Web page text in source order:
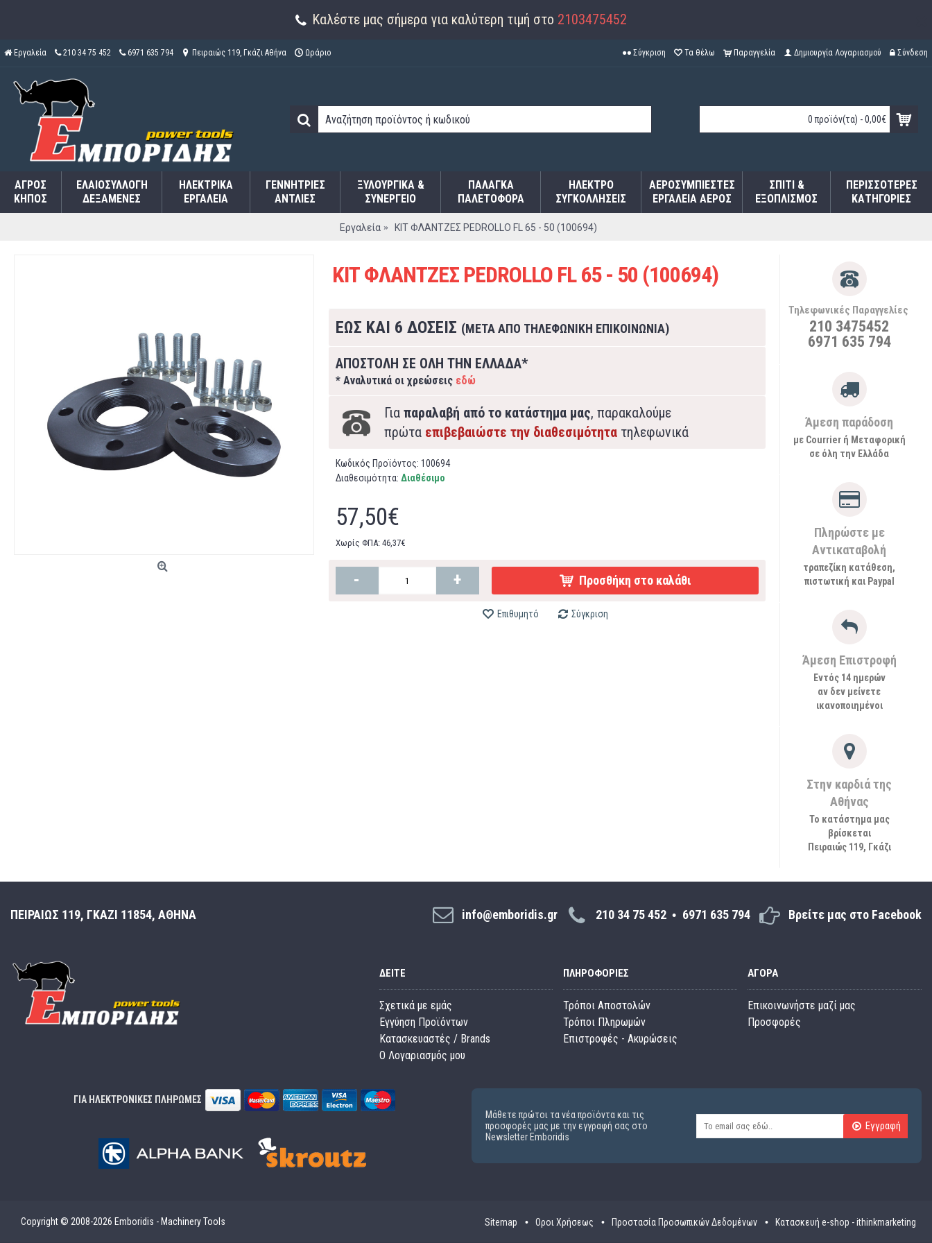
Καλέστε μας σήμερα για καλύτερη τιμή στο 2103475452
Εργαλεία 210 34 75 452 6971 635 794 Πειραιώς 119, Γκάζι Αθήνα Ωράριο Σύγκριση Τα θέλω Παραγγελία Δημιουργία Λογαριασμού Σύνδεση
0 προϊόν(τα) - 0,00€
ΑΓΡΌΣ
ΚΉΠΟΣ
ΕΛΑΙΟΣΥΛΛΟΓΉ
ΔΕΞΑΜΕΝΈΣ
ΗΛΕΚΤΡΙΚΆ
ΕΡΓΑΛΕΊΑ
ΓΕΝΝΉΤΡΙΕΣ
ΑΝΤΛΊΕΣ
ΞΥΛΟΥΡΓΙΚΑ &
ΣΥΝΕΡΓΕΙΟ
ΠΑΛΆΓΚΑ
ΠΑΛΕΤΟΦΌΡΑ
ΗΛΕΚΤΡΟ
ΣΥΓΚΟΛΛΉΣΕΙΣ
ΑΕΡΟΣΥΜΠΙΕΣΤΈΣ
ΕΡΓΑΛΕΊΑ ΑΈΡΟΣ
ΣΠΊΤΙ &
ΕΞΟΠΛΙΣΜΌΣ
ΠΕΡΙΣΣΌΤΕΡΕΣ
ΚΑΤΗΓΟΡΊΕΣ
Εργαλεία ΚΙΤ ΦΛΑΝΤΖΕΣ PEDROLLO FL 65 - 50 (100694)
Τηλεφωνικές Παραγγελίες
210 3475452
6971 635 794
Άμεση παράδοση
με Courrier ή Μεταφορική
σε όλη την Ελλάδα
Πληρώστε με
Αντικαταβολή
τραπεζίκη κατάθεση,
πιστωτική και Paypal
Άμεση Επιστροφή
Εντός 14 ημερών
αν δεν μείνετε
ικανοποιημένοι
Στην καρδιά της
Αθήνας
Το κατάστημα μας
βρίσκεται
Πειραιώς 119, Γκάζι
ΚΙΤ ΦΛΑΝΤΖΕΣ PEDROLLO FL 65 - 50 (100694)
ΕΩΣ ΚΑΙ 6 ΔΟΣΕΙΣ (ΜΕΤΑ ΑΠΟ ΤΗΛΕΦΩΝΙΚΗ ΕΠΙΚΟΙΝΩΝΙΑ)
ΑΠΟΣΤΟΛΗ ΣΕ ΟΛΗ ΤΗΝ ΕΛΛΑΔΑ*
* Αναλυτικά οι χρεώσεις εδώ
Για παραλαβή από το κατάστημα μας, παρακαλούμε
πρώτα επιβεβαιώστε την διαθεσιμότητατηλεφωνικά
Κωδικός Προϊόντος: 100694
Διαθεσιμότητα: Διαθέσιμο
57,50€
Χωρίς ΦΠΑ: 46,37€
- + Προσθήκη στο καλάθι
Επιθυμητό Σύγκριση
ΠΕΙΡΑΙΩΣ 119, ΓΚΑΖΙ 11854, ΑΘΗΝΑ info@emboridis.gr 210 34 75 452 6971 635 794 Βρείτε μας στο Facebook
ΔΕΊΤΕ
Σχετικά με εμάς
Εγγύηση Προϊόντων
Κατασκευαστές / Brands
O Λογαριασμός μου
ΠΛΗΡΟΦΟΡΊΕΣ
Τρόποι Αποστολών
Τρόποι Πληρωμών
Επιστροφές - Ακυρώσεις
ΑΓΟΡΆ
Επικοινωνήστε μαζί μας
Προσφορές
ΓΙΑ ΗΛΕΚΤΡΟΝΙΚΕΣ ΠΛΗΡΩΜΕΣ
Μάθετε πρώτοι τα νέα προϊόντα και τις
προσφορές μας με την εγγραφή σας στο
Newsletter Emboridis
Εγγραφή
Copyright © 2008-2026 Emboridis - Machinery Tools Sitemap Οροι Χρήσεως Προστασία Προσωπικών Δεδομένων Κατασκευή e-shop - ithinkmarketing